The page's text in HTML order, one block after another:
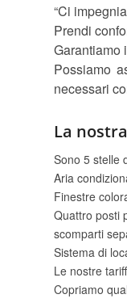
“Ci
Prendi
Garantiamo
Possiamo
necessari
La
Sono 5 stelle
Aria
Finestre
Quattro posti
scomparti
Sistema di
Le nostre
Copriamo